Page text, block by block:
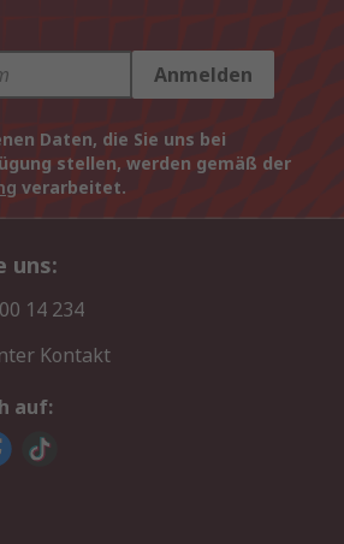
Anmelden
Daten, die Sie uns bei
stellen, werden gemäß der
verarbeitet.
uns:
14 234
Kontakt
auf: